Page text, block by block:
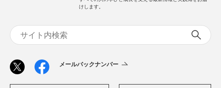
けします。
メールバックナンバー